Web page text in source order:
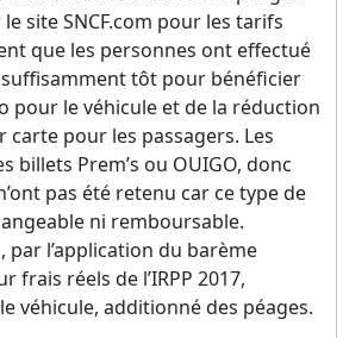
site SNCF.com pour les tarifs
que les personnes ont effectué
tôt pour bénéficier
pour le véhicule et de la réduction
carte pour les passagers. Les
billets Prem’s ou OUIGO, donc
pas été retenu car ce type de
ni remboursable.
par l’application du barème
frais réels de l’IRPP 2017,
véhicule, additionné des péages.